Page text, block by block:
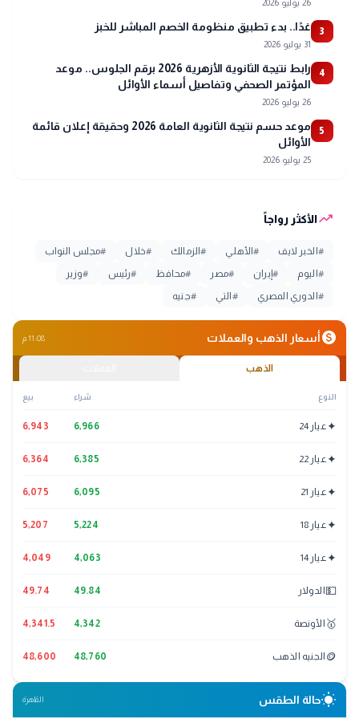
26 يوليو 2026
3 غدًا.. بدء تطبيق منظومة الخصم المباشر للخبز
31 يوليو 2026
4
رابط نتيجة الثانوية الأزهرية 2026 برقم الجلوس.. موعد
المؤتمر الصحفي وتفاصيل أسماء الأوائل
26 يوليو 2026
5
موعد حسم نتيجة الثانوية العامة 2026 وحقيقة إعلان قائمة
الأوائل
25 يوليو 2026
trending_upالأكثر رواجاً
# الخبر لايف #الأهلي #الزمالك #خلال #مجلس النواب
# اليوم # إيران #مصر #محافظ #رئيس #وزير
# الدوري المصري # التي #جنيه
monetization_onأسعار الذهب والعملات 11:08 م
الذهب
النوع شراء بيع
✦عيار 24 6,966
6,943
✦عيار 22 6,385
6,364
✦عيار 21 6,095
6,075
✦عيار 18 5,224
5,207
✦عيار 14 4,063
4,049
💵 الدولار 49.84
49.74
🥇 الأونصة 4,342
4,341.5
🪙 الجنيه الذهب 48,760
48,600
wb_sunnyحالة الطقس القاهرة